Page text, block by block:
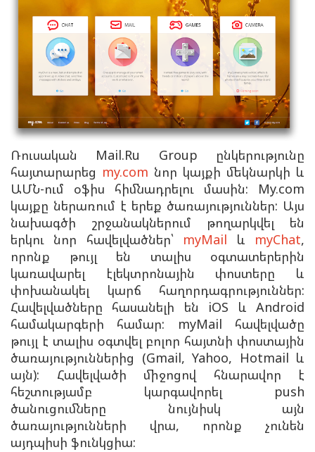
Ռուսական Mail.Ru Group ընկերությունը
հայտարարեց my.com նոր կայքի մեկնարկի և
ԱՄՆ-ում օֆիս հիմնադրելու մասին: My.com
կայքը ներառում է երեք ծառայություններ: Այս
նախագծի շրջանակներում թողարկվել են
երկու նոր հավելվածներ՝ myMail և myChat,
որոնք թույլ են տալիս օգտատերերին
կառավարել էլեկտրոնային փոստերը և
փոխանակել կարճ հաղորդագրություններ:
Հավելվածները հասանելի են iOS և Android
համակարգերի համար: myMail հավելվածը
թույլ է տալիս օգտվել բոլոր հայտնի փոստային
ծառայություններից (Gmail, Yahoo, Hotmail և
այն): Հավելվածի միջոցով հնարավոր է
հեշտությամբ կարգավորել push
ծանուցումները նույնիսկ այն
ծառայությունների վրա, որոնք չունեն
այդպիսի ֆունկցիա: